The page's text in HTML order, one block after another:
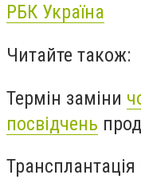
РБК Україна
Читайте також:
Термін заміни
посвідчень
Трансплантація